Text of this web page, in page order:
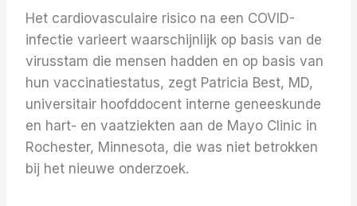
Het cardiovasculaire risico na een COVID-
infectie varieert waarschijnlijk op basis van de
virusstam die mensen hadden en op basis van
hun vaccinatiestatus, zegt Patricia Best, MD,
universitair hoofddocent interne geneeskunde
en hart- en vaatziekten aan de Mayo Clinic in
Rochester, Minnesota, die was niet betrokken
bij het nieuwe onderzoek.